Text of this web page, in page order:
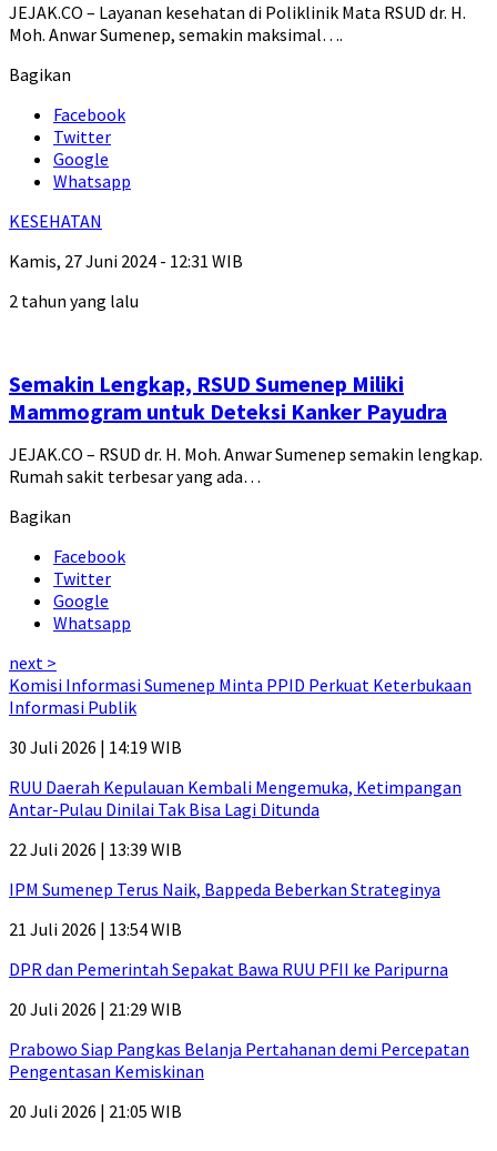
JEJAK.CO – Layanan kesehatan di Poliklinik Mata RSUD dr. H.
Moh. Anwar Sumenep, semakin maksimal….
Bagikan
Facebook
Twitter
Google
Whatsapp
KESEHATAN
Kamis, 27 Juni 2024 - 12:31 WIB
2 tahun yang lalu
Semakin Lengkap, RSUD Sumenep Miliki
Mammogram untuk Deteksi Kanker Payudra
JEJAK.CO – RSUD dr. H. Moh. Anwar Sumenep semakin lengkap.
Rumah sakit terbesar yang ada…
Bagikan
Facebook
Twitter
Google
Whatsapp
next >
Komisi Informasi Sumenep Minta PPID Perkuat Keterbukaan
Informasi Publik
30 Juli 2026 | 14:19 WIB
RUU Daerah Kepulauan Kembali Mengemuka, Ketimpangan
Antar-Pulau Dinilai Tak Bisa Lagi Ditunda
22 Juli 2026 | 13:39 WIB
IPM Sumenep Terus Naik, Bappeda Beberkan Strateginya
21 Juli 2026 | 13:54 WIB
DPR dan Pemerintah Sepakat Bawa RUU PFII ke Paripurna
20 Juli 2026 | 21:29 WIB
Prabowo Siap Pangkas Belanja Pertahanan demi Percepatan
Pengentasan Kemiskinan
20 Juli 2026 | 21:05 WIB